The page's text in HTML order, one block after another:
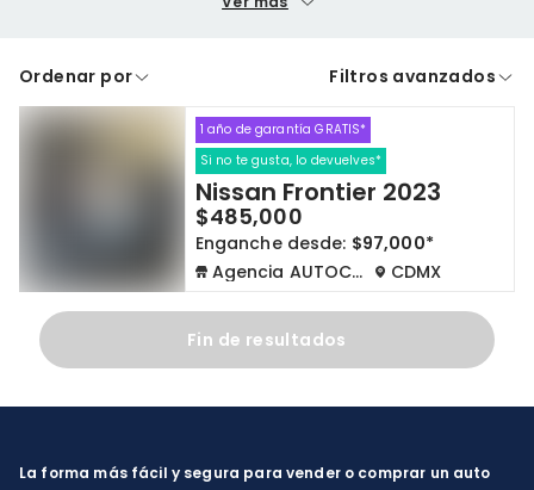
Precio máximo
A crédito De contado
Cdmx y Edo Mex Querétaro
Borrar todo
Ordenar por Filtros avanzados
1 año de garantía GRATIS*
Si no te gusta, lo devuelves*
Nissan Frontier 2023
$485,000
Enganche desde: $97,000*
Agencia AUTOCOM
CDMX
Fin de resultados
La forma más fácil y segura para vender o comprar un auto